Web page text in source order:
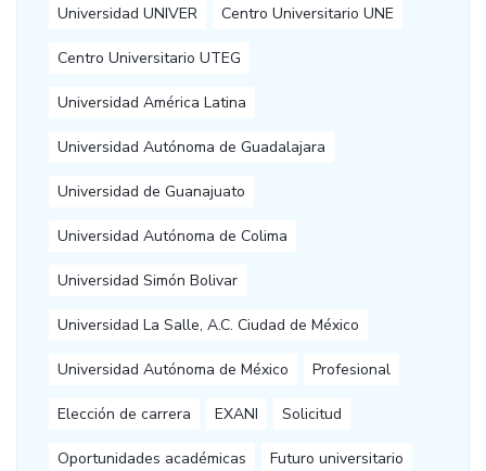
Universidad UNIVER Centro Universitario UNE
Centro Universitario UTEG
Universidad América Latina
Universidad Autónoma de Guadalajara
Universidad de Guanajuato
Universidad Autónoma de Colima
Universidad Simón Bolivar
Universidad La Salle, A.C. Ciudad de México
Universidad Autónoma de México Profesional
Elección de carrera EXANI Solicitud
Oportunidades académicas Futuro universitario